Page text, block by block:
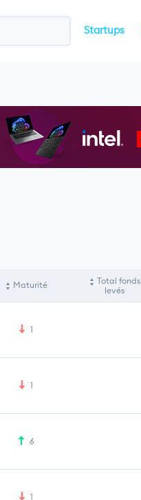
Startups
Maturité
Total fonds
levés
1
1
6
1